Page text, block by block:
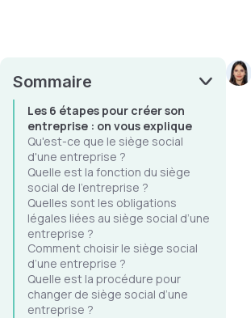
Sommaire
Les 6 étapes pour créer son
entreprise : on vous explique
Qu'est-ce que le siège social
d'une entreprise ?
Quelle est la fonction du siège
social de l’entreprise ?
Quelles sont les obligations
légales liées au siège social d’une
entreprise ?
Comment choisir le siège social
d’une entreprise ?
Quelle est la procédure pour
changer de siège social d’une
entreprise ?